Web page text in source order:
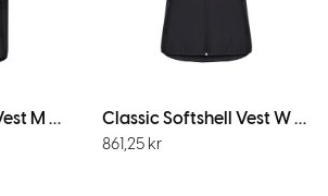
Classic Softshell Vest M Svart Classic Softshell Vest W Svart
861,25 kr